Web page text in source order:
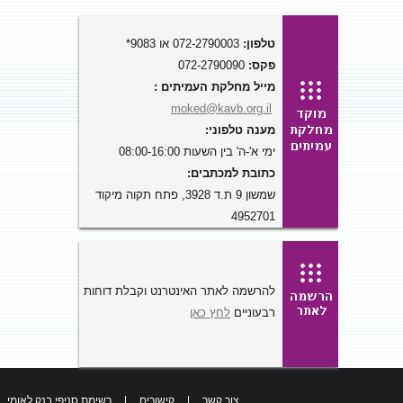
טלפון:
פקס:
מייל מחלקת העמיתים :
moked@kavb.org.il
מענה טלפוני:
ימי א'-ה' בין השעות 08:00-16:00
כתובת למכתבים:
שמשון 9 ת.ד 3928, פתח תקוה מיקוד
4952701
להרשמה לאתר האינטרנט וקבלת דוחות
רבעוניים לחץ כאן
צור קשר קישורים רשימת סניפי בנק לאומי